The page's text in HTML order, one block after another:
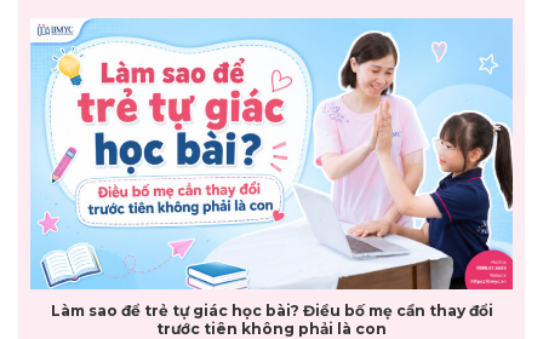
Làm sao để trẻ tự giác học bài? Điều bố mẹ cần thay đổi
trước tiên không phải là con